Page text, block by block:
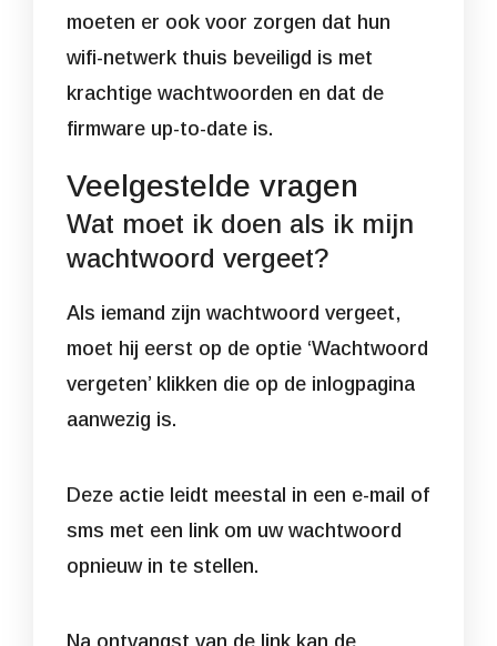
moeten er ook voor zorgen dat hun
wifi-netwerk thuis beveiligd is met
krachtige wachtwoorden en dat de
firmware up-to-date is.
Veelgestelde vragen
Wat moet ik doen als ik mijn
wachtwoord vergeet?
Als iemand zijn wachtwoord vergeet,
moet hij eerst op de optie ‘Wachtwoord
vergeten’ klikken die op de inlogpagina
aanwezig is.
Deze actie leidt meestal in een e-mail of
sms met een link om uw wachtwoord
opnieuw in te stellen.